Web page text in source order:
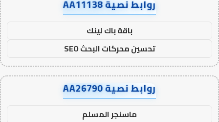
روابط نصية AA11138
باقة باك لينك
تحسين محركات البحث SEO
روابط نصية AA26790
ماسنجر المسلم